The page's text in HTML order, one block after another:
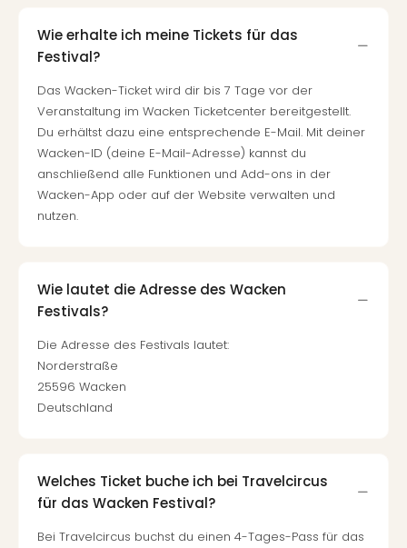
Wie erhalte ich meine Tickets für das
Festival?
Das Wacken-Ticket wird dir bis 7 Tage vor der
Veranstaltung im Wacken Ticketcenter bereitgestellt.
Du erhältst dazu eine entsprechende E-Mail. Mit deiner
Wacken-ID (deine E-Mail-Adresse) kannst du
anschließend alle Funktionen und Add-ons in der
Wacken-App oder auf der Website verwalten und
nutzen.
Wie lautet die Adresse des Wacken
Festivals?
Die Adresse des Festivals lautet:
Norderstraße
25596 Wacken
Deutschland
Welches Ticket buche ich bei Travelcircus
für das Wacken Festival?
Bei Travelcircus buchst du einen 4-Tages-Pass für das